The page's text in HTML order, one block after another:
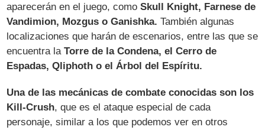
aparecerán en el juego, comoSkull Knight, Farnese de
Vandimion, Mozgus o Ganishka. También algunas
localizaciones que harán de escenarios, entre las que se
encuentra laTorre de la Condena, el Cerro de
Espadas, Qliphoth o el Árbol del Espíritu.
Una de las mecánicas de combate conocidas son los
Kill-Crush, que es el ataque especial de cada
personaje, similar a los que podemos ver en otros